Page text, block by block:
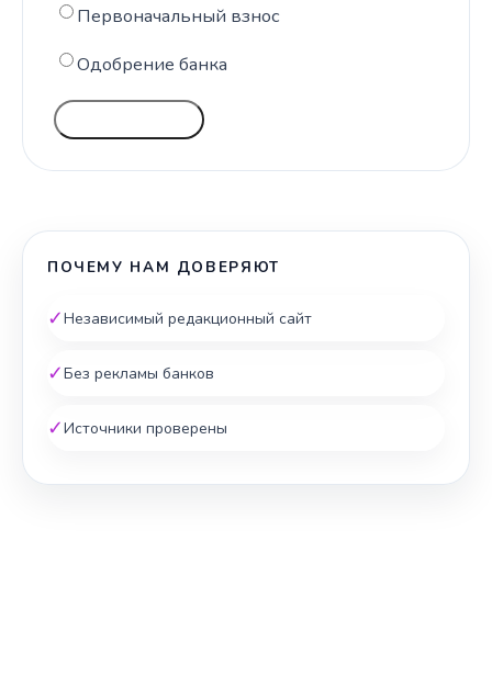
Первоначальный взнос
Одобрение банка
ПОЧЕМУ НАМ ДОВЕРЯЮТ
✓Независимый редакционный сайт
✓Без рекламы банков
✓Источники проверены